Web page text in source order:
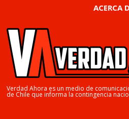
ACERCA
Verdad Ahora es un medio de
de Chile que informa la contingencia